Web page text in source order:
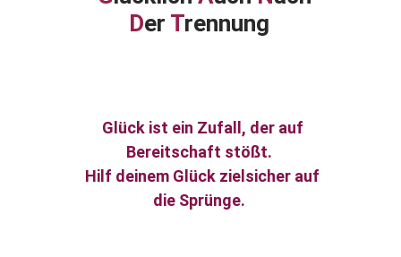
Der Trennung
Glück ist ein Zufall, der auf
Bereitschaft stößt.
Hilf deinem Glück zielsicher auf
die Sprünge.